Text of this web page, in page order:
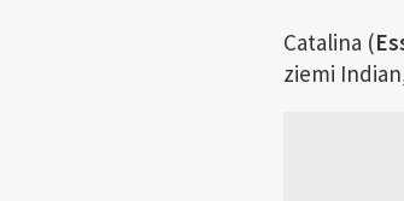
Catalina (
ziemi